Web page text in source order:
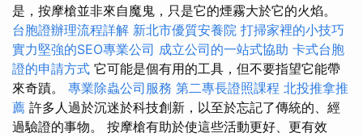
是，按摩槍並非來自魔鬼，只是它的煙霧大於它的火焰。
台胞證辦理流程詳解 新北市優質安養院 打掃家裡的小技巧
實力堅強的SEO專業公司 成立公司的一站式協助 卡式台胞
證的申請方式 它可能是個有用的工具，但不要指望它能帶
來奇蹟。 專業除蟲公司服務 第二專長證照課程 北投推拿推
薦 許多人過於沉迷於科技創新，以至於忘記了傳統的、經
過驗證的事物。 按摩槍有助於使這些活動更好、更有效